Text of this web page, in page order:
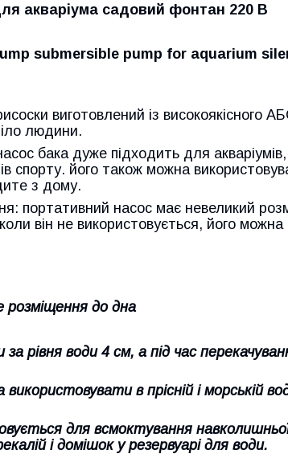
акваріума садовий фонтан 220 В
submersible pump for aquarium
виготовлений із високоякісного
людини.
бака дуже підходить для акваріумів,
спорту. його також можна
з дому.
портативний насос має невеликий
він не використовується, його можна
до дна
рівня води 4 см, а під час
в прісній і морській
для всмоктування
і домішок у резервуарі для води.